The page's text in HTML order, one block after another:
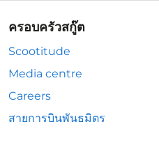
ครอบครัวสกู๊ต
Scootitude
Media centre
Careers
สายการบินพันธมิตร